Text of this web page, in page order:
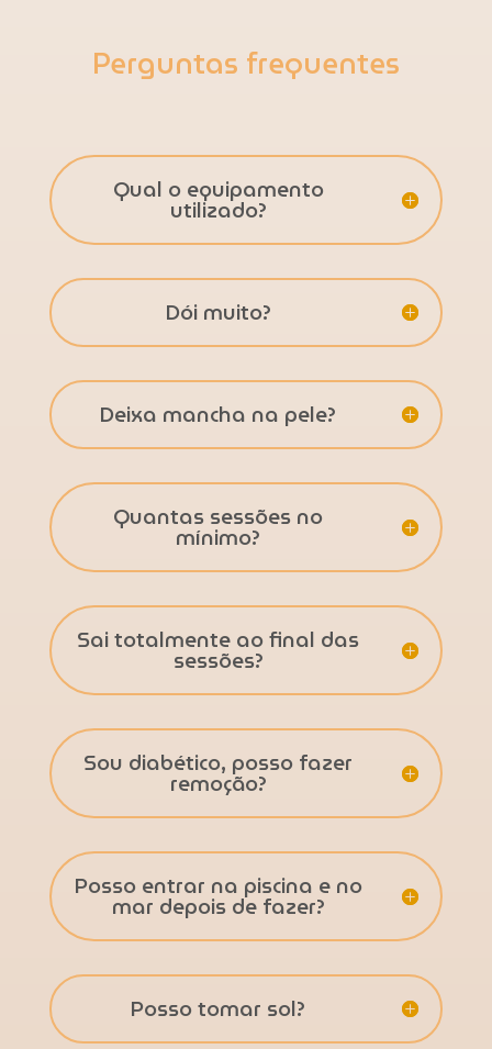
Perguntas frequentes
Qual o equipamento
utilizado?
Dói muito?
Deixa mancha na pele?
Quantas sessões no
mínimo?
Sai totalmente ao final das
sessões?
Sou diabético, posso fazer
remoção?
Posso entrar na piscina e no
mar depois de fazer?
Posso tomar sol?